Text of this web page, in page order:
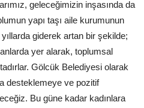
geleceğimizin inşasında da
yapı taşı aile kurumunun
giderek artan bir şekilde;
yer alarak, toplumsal
Gölcük Belediyesi olarak
desteklemeye ve pozitif
Bu güne kadar kadınlara